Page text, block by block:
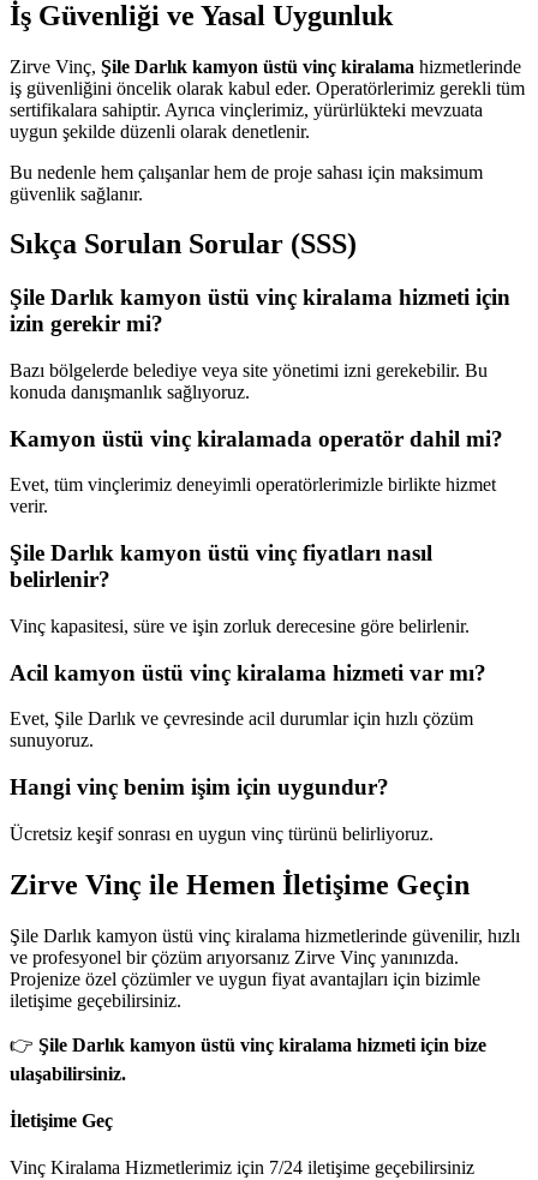
İş Güvenliği ve Yasal Uygunluk
Zirve Vinç, Şile Darlık kamyon üstü vinç kiralama hizmetlerinde
iş güvenliğini öncelik olarak kabul eder. Operatörlerimiz gerekli tüm
sertifikalara sahiptir. Ayrıca vinçlerimiz, yürürlükteki mevzuata
uygun şekilde düzenli olarak denetlenir.
Bu nedenle hem çalışanlar hem de proje sahası için maksimum
güvenlik sağlanır.
Sıkça Sorulan Sorular (SSS)
Şile Darlık kamyon üstü vinç kiralama hizmeti için
izin gerekir mi?
Bazı bölgelerde belediye veya site yönetimi izni gerekebilir. Bu
konuda danışmanlık sağlıyoruz.
Kamyon üstü vinç kiralamada operatör dahil mi?
Evet, tüm vinçlerimiz deneyimli operatörlerimizle birlikte hizmet
verir.
Şile Darlık kamyon üstü vinç fiyatları nasıl
belirlenir?
Vinç kapasitesi, süre ve işin zorluk derecesine göre belirlenir.
Acil kamyon üstü vinç kiralama hizmeti var mı?
Evet, Şile Darlık ve çevresinde acil durumlar için hızlı çözüm
sunuyoruz.
Hangi vinç benim işim için uygundur?
Ücretsiz keşif sonrası en uygun vinç türünü belirliyoruz.
Zirve Vinç ile Hemen İletişime Geçin
Şile Darlık kamyon üstü vinç kiralama hizmetlerinde güvenilir, hızlı
ve profesyonel bir çözüm arıyorsanız Zirve Vinç yanınızda.
Projenize özel çözümler ve uygun fiyat avantajları için bizimle
iletişime geçebilirsiniz.
👉 Şile Darlık kamyon üstü vinç kiralama hizmeti için bize
ulaşabilirsiniz.
İletişime Geç
Vinç Kiralama Hizmetlerimiz için 7/24 iletişime geçebilirsiniz